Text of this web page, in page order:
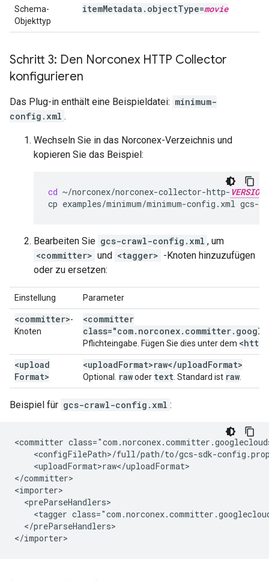
Schema-
Objekttyp
itemMetadata.objectType=movie
Schritt 3: Den Norconex HTTP Collector
konfigurieren
Das Plug-in enthält eine Beispieldatei: minimum-
config.xml .
Wechseln Sie in das Norconex-Verzeichnis und
kopieren Sie das Beispiel:
cd ~/norconex/norconex-collector-http- VERSION
cp examples/minimum/minimum-config.xml
Bearbeiten Sie gcs-crawl-config.xml , um
<committer> und <tagger> -Knoten hinzuzufügen
oder zu ersetzen:
Einstellung Parameter
<committer>-
Knoten
<committer
Pflichteingabe. Fügen Sie dies unter dem
<upload
Format>
<uploadFormat>raw</uploadFormat>
Optional. rawoder text . Standard ist raw
Beispiel für gcs-crawl-config.xml :
<committer
<uploadFormat>raw</uploadFormat>
</committer>
<tagger
</preParseHandlers>